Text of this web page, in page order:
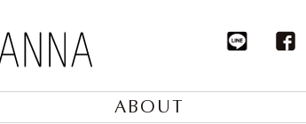
ABOUT